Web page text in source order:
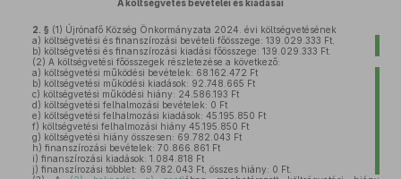
A költségvetés bevételei és kiadásai
2. § (1) Újrónafő Község Önkormányzata 2024. évi költségvetésének
a) költségvetési és finanszírozási bevételi főösszege: 139.029.333 Ft,
b) költségvetési és finanszírozási kiadási főösszege: 139.029.333 Ft.
(2) A költségvetési főösszegek részletezése a következő:
a) költségvetési működési bevételek: 68.162.472 Ft
b) költségvetési működési kiadások: 92.748.665 Ft
c) költségvetési működési hiány: 24.586.193 Ft
d) költségvetési felhalmozási bevételek: 0 Ft
e) költségvetési felhalmozási kiadások: 45.195.850 Ft
f) költségvetési felhalmozási hiány 45.195.850 Ft
g) költségvetési hiány összesen: 69.782.043 Ft
h) finanszírozási bevételek: 70.866.861 Ft
i) finanszírozási kiadások: 1.084.818 Ft
j) finanszírozási többlet: 69.782.043 Ft, összes hiány: 0 Ft.